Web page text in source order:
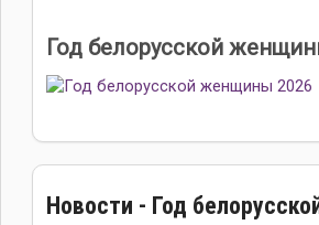
Год белорусской
Новости - Год